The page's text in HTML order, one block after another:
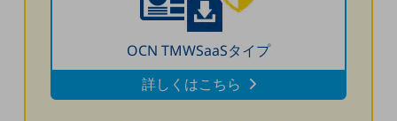
基礎的電気通信役務損益明細表OCN TMWSaaSタイプ
詳しくはこちら